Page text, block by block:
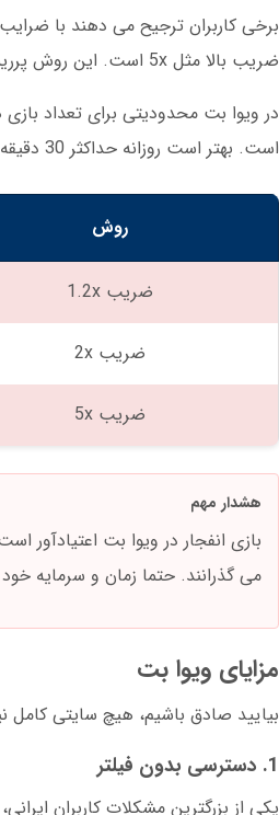
ضریب بالا مثل 5x است. این روش پرریسک است اما سود آن بیشتر است. من شخصاً توصیه می کنم با 5 درصد سرمایه خود شروع کنید.
است. بهتر است روزانه حداکثر 30 دقیقه وقت اختصاص دهید.
روش
ضریب 1.2x
ضریب 2x
ضریب 5x
هشدار مهم
می گذرانند. حتما زمان و سرمایه
مزایای ویوا بت
بیایید صادق باشیم، هیچ سایتی کامل
1. دسترسی بدون فیلتر
یکی از بزرگترین مشکلات کاربران